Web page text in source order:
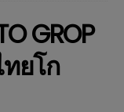
GROP
ยโก